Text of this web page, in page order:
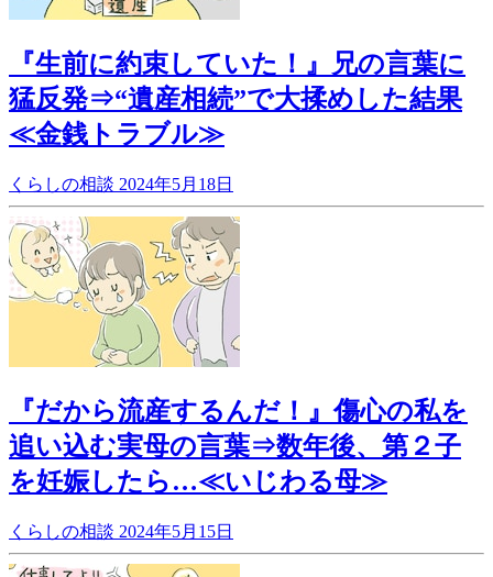
『生前に約束していた！』兄の言葉に
猛反発⇒“遺産相続”で大揉めした結果
≪金銭トラブル≫
くらしの相談 2024年5月18日
『だから流産するんだ！』傷心の私を
追い込む実母の言葉⇒数年後、第２子
を妊娠したら…≪いじわる母≫
くらしの相談 2024年5月15日